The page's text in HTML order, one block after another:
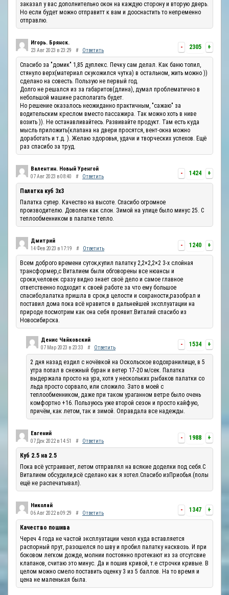
заказал у вас дополнительно окон на каждую сторону и вторую дверь.
Но если будет можно отправитт к вам и дооснастить то непременно
отправлю.
- 2305 +
Игорь. Брянск.
23 Авг 2023 в 23:29 # Ответить
Спасибо за "домик" 1,85 дуплекс. Печку сам делал. Как баню топил,
стянуло верх(материал скукожился чутка) в остальном, жить можно ))
сделано на совесть. Пользую не первый год.
Долго не решался из за габаритов(длина), думал проблематично в
небольшой машине располагать будет.
Но решение оказалось неожиданно практичным, "сажаю" за
водительским креслом вместо пассажира. Так можно хоть в ниве
возить )). Не останавливайтесь. Развивайте продукт. Там есть куда
мысль приложить(клапана на двери просятся, вент-окна можно
доработать и т.д. ). Желаю здоровья, удачи и творческих успехов. Ещё
раз спасибо за труд.
- 1424 +
Валентин. Новый Уренгой
07 Авг 2023 в 08:40 # Ответить
Палатка куб 3х3
Палатка супер. Качество на высоте. Спасибо огромное
производителю. Доволен как слон. Зимой на улице было минус 25. С
теплообменником в палатке тепло.
- 1240 +
Дмитрий
14 Фев 2023 в 17:19 # Ответить
Всем доброго времени суток,купил палатку 2,2×2,2×2 3-х слойная
трансформер,с Виталием были обговорены все нюансы и
сроки,человек сразу видно знает своё дело и самое главное
ответственно подходит к своей работе за что ему большое
спасибо,палатка пришла в срок,в целости и сохраности,разобрал и
поставил дома пока всё нравится в дальнейшей эксплуатации на
природе посмотрим как она себя проявит.Виталий спасибо из
Новосибирска.
- 1534 +
Денис Чайковский
07 Мар 2023 в 23:33 # Ответить
2 дня назад ездил с ночёвкой на Оскольское водохранилище, в 5
утра попал в снежный буран и ветер 17-20 м/сек. Палатка
выдержала просто на ура, хотя у нескольких рыбаков палатки со
льда просто сорвало, или сложило. Зато в моей с
теплообменником, даже при таком ураганном ветре было очень
комфортно +16. Пользуюсь уже второй сезон и просто кайфую,
причём, как летом, так и зимой. Оправдала все надежды.
- 1988 +
Евгений
07 Дек 2022 в 14:51 # Ответить
Куб 2.5 на 2.5
Пока всё устраивает, летом отправлял на всякие доделки под себя.С
Виталием обсудили,всё сделано как я хотел.Спасибо изПриобья.(полы
ещё не распечатывал).
- 1347 +
Николай
06 Авг 2022 в 09:29 # Ответить
Качество пошива
Череч 4 года не частой эксплуатации чехол куда вставляется
распорный прут, разошелся по шву и пробил палатку насквозь. И при
боковом легком дожде, молнии постоянно протекают из за отсутсвие
клапанов, считаю это минус. Да и пошив кривой, т.е строчки кривые. В
целом можно смело поставить оценку 3 из 5 баллов. На то время и
цена не маленькая была.